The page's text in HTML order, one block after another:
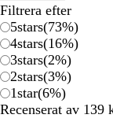
Filtrera efter
5stars(73%)
4stars(16%)
3stars(2%)
2stars(3%)
1star(6%)
Recenserat av 139